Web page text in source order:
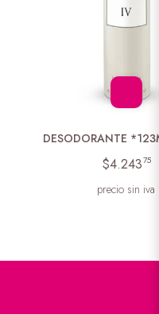
DESODORANTE
$4.24375
precio sin iva